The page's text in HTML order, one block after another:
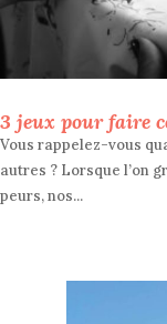
3 jeux pour faire
Vous rappelez-vous
autres ? Lorsque l’on
peurs, nos...